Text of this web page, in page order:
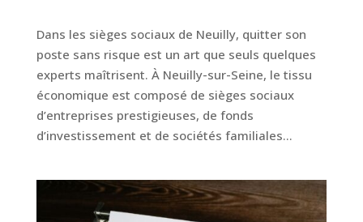
Dans les sièges sociaux de Neuilly, quitter son
poste sans risque est un art que seuls quelques
experts maîtrisent. À Neuilly-sur-Seine, le tissu
économique est composé de sièges sociaux
d’entreprises prestigieuses, de fonds
d’investissement et de sociétés familiales...